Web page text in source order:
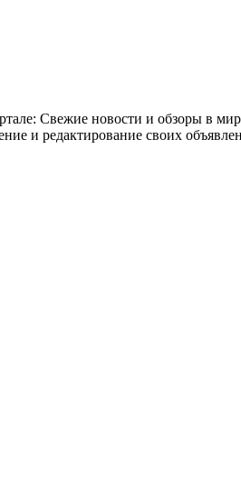
Свежие новости и обзоры в
и редактирование своих